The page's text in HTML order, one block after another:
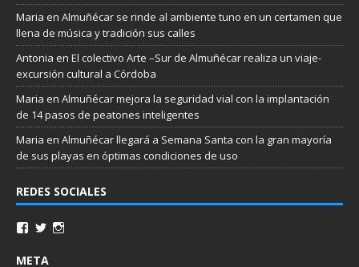
Maria en Almuñécar se rinde al ambiente tuno en un certamen que
llena de música y tradición sus calles
Antonia en El colectivo Arte –Sur de Almuñécar realiza un viaje-
excursión cultural a Córdoba
Maria en Almuñécar mejora la seguridad vial con la implantación
de 14 pasos de peatones inteligentes
Maria en Almuñécar llegará a Semana Santa con la gran mayoría
de sus playas en óptimas condiciones de uso
REDES SOCIALES
META